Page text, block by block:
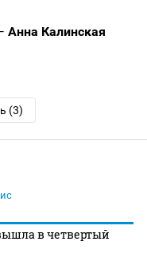
Анна Калинская
(3)
в четвертый